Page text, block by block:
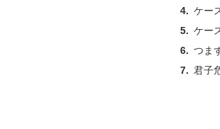
ケー
ケー
つま
君子